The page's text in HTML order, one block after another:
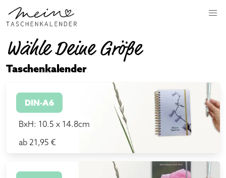
Wähle Deine Größe
Taschenkalender
DIN-A6
BxH: 10.5 x 14.8cm
ab 21,95 €